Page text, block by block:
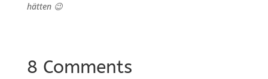
hätten 😉
8 Comments